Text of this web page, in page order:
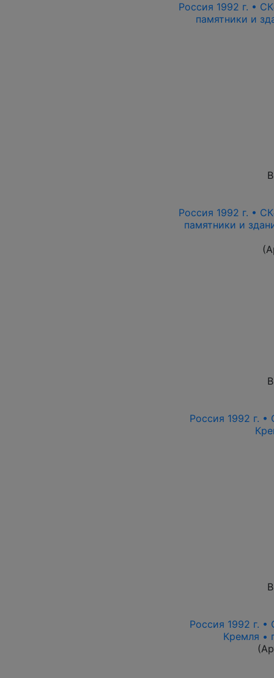
Россия 1992 г. •
памятники и
Россия 1992 г. •
памятники и
Россия 1992 г.
Россия 1992 г.
Кремля •